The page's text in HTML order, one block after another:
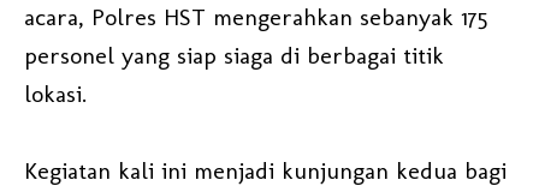
acara, Polres HST mengerahkan sebanyak 175
personel yang siap siaga di berbagai titik
lokasi.
Kegiatan kali ini menjadi kunjungan kedua bagi